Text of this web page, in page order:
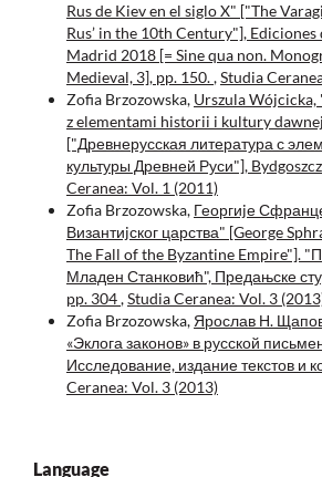
Rus de Kiev en el siglo X" ["The
Rus’ in the 10th Century"], Ediciones
Madrid 2018 [= Sine qua non.
Medieval, 3], pp. 150.,Studia
Zofia Brzozowska, Urszula
z elementami historii i kultury
["Древнерусская литература с
культуры Древней Руси"],
Ceranea: Vol. 1 (2011)
Zofia Brzozowska, Георгиjе
Византиjског царства" [George
The Fall of the Byzantine Empire"].
Младен Станковић", Предањске
pp. 304,Studia Ceranea: Vol. 3
Zofia Brzozowska, Ярослав Н.
«Эклога законов» в русской
Исследование, издание текстов и
Ceranea: Vol. 3 (2013)
Language